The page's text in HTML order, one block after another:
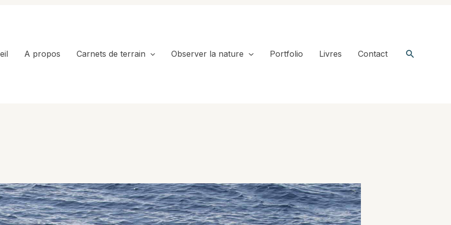
A propos Carnets de terrain Observer la nature Portfolio Livres Contact